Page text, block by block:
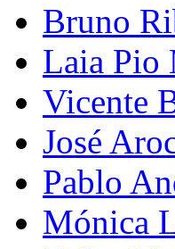
Bruno
Laia Pio
Vicente
José
Pablo
Mónica